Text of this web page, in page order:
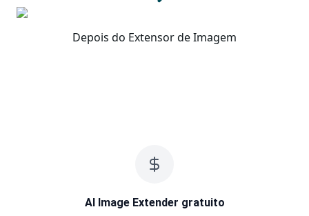
Depois do Extensor de Imagem
AI Image Extender gratuito